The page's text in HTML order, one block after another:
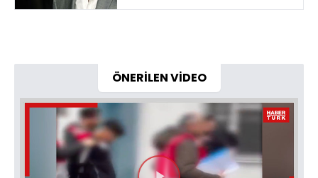
ÖNERİLEN VİDEO